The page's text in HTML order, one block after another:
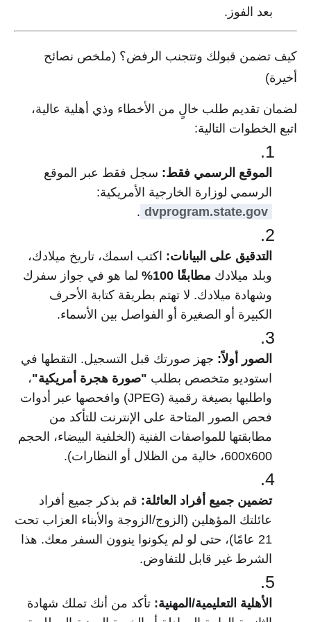
بعد الفوز.
كيف تضمن قبولك وتتجنب الرفض؟ (ملخص نصائح
أخيرة)
لضمان تقديم طلب خالٍ من الأخطاء وذي أهلية عالية،
اتبع الخطوات التالية:
الموقع الرسمي فقط: سجل فقط عبر الموقع
الرسمي لوزارة الخارجية الأمريكية:
dvprogram.state.gov
.
التدقيق على البيانات: اكتب اسمك، تاريخ ميلادك،
وبلد ميلادك مطابقًا 100%
لما هو في جواز سفرك
وشهادة ميلادك. لا تهتم بطريقة كتابة الأحرف
الكبيرة أو الصغيرة أو الفواصل بين الأسماء.
الصور أولاً: جهز صورتك قبل التسجيل. التقطها في
استوديو متخصص بطلب "صورة هجرة أمريكية"،
واطلبها بصيغة رقمية (JPEG) وافحصها عبر أدوات
فحص الصور المتاحة على الإنترنت للتأكد من
مطابقتها للمواصفات الفنية (الخلفية البيضاء، الحجم
600x600، خالية من الظلال أو النظارات).
تضمين جميع أفراد العائلة: قم بذكر جميع أفراد
عائلتك المؤهلين (الزوج/الزوجة والأبناء العزاب تحت
21 عامًا)، حتى لو لم يكونوا ينوون السفر معك. هذا
الشرط غير قابل للتفاوض.
الأهلية التعليمية/المهنية: تأكد من أنك تملك شهادة